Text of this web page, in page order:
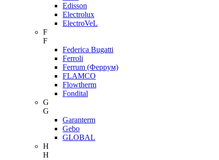
Edisson
Electrolux
ElectroVeL
F
F
Federica Bugatti
Ferroli
Ferrum (Феррум)
FLAMCO
Flowtherm
Fondital
G
G
Garanterm
Gebo
GLOBAL
H
H